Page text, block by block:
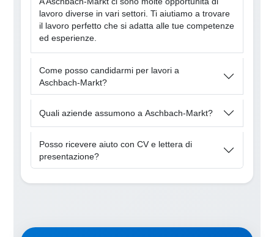
lavoro diverse in vari settori. Ti aiutiamo a trovare
il lavoro perfetto che si adatta alle tue competenze
ed esperienze.
Come posso candidarmi per lavori a
Aschbach-Markt?
Quali aziende assumono a Aschbach-Markt?
Posso ricevere aiuto con CV e lettera di
presentazione?